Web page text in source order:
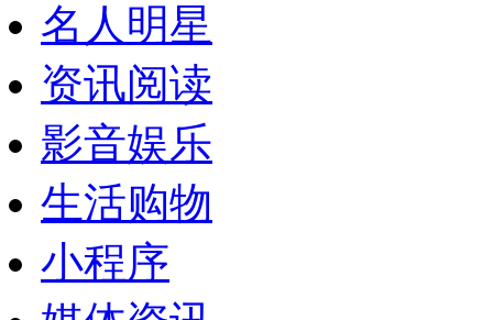
名人明星
资讯阅读
影音娱乐
生活购物
小程序